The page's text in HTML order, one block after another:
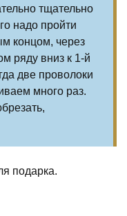
тщательно
надо пройти
концом, через
ряду вниз к 1-й
две проволоки
много раз.
подарка.